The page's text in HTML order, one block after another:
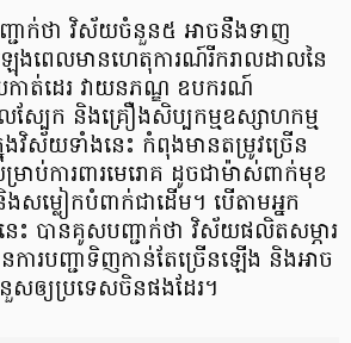
ាក់ថា វិស័យចំនួន​ ៥ អាចនឹង​ទាញ
ពេល​មាន​ហេតុការណ៍​រីករាលដាល​នៃ
ាត់ដេរ វាយនភណ្ឌ ឧបករណ៍
ែក និងគ្រឿងសិប្បកម្ម​ឧស្សាហកម្ម
វិស័យទាំងនេះ កំពុងមាន​តម្រូវច្រើន
ាប់​ការពារមេរោគ ដូចជាម៉ាស់ពាក់មុខ
ម្លៀកបំពាក់​ជាដើម។ បើតាម​អ្នក
នេះ បាន​គូសបញ្ជាក់ថា វិស័យ​ផលិត​សម្ភារ​
ារបញ្ជា​ទិញ​កាន់តែច្រើនឡើង និងអាច
នួសឲ្យ​​ប្រទេសចិនផងដែរ។